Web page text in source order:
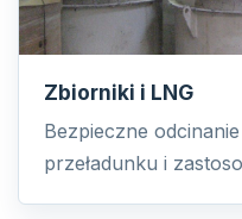
Zbiorniki i LNG
Bezpieczne
przeładunku i